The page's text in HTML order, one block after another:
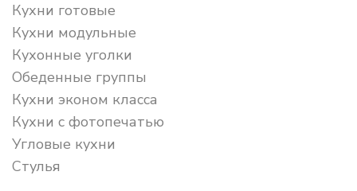
Кухни готовые
Кухни модульные
Кухонные уголки
Обеденные группы
Кухни эконом класса
Кухни с фотопечатью
Угловые кухни
Стулья